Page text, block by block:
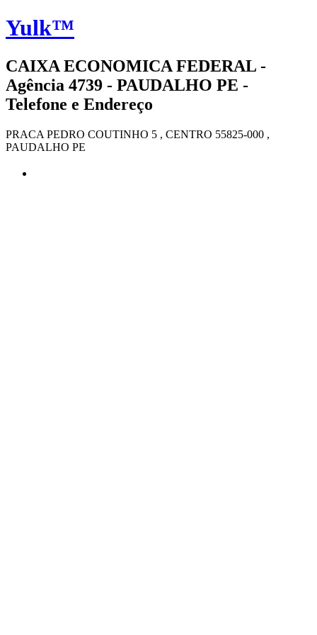
Yulk™
CAIXA ECONOMICA FEDERAL -
Agência 4739 - PAUDALHO PE -
Telefone e Endereço
PRACA PEDRO COUTINHO 5 , CENTRO 55825-000 ,
PAUDALHO PE